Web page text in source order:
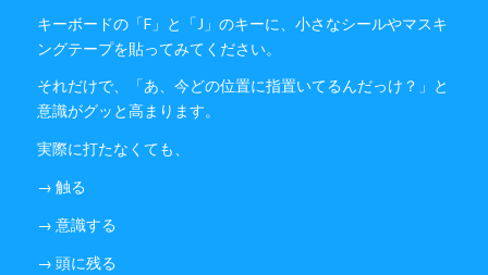
キーボードの「F」と「J」のキーに、小さなシールやマスキ
ングテープを貼ってみてください。
それだけで、「あ、今どの位置に指置いてるんだっけ？」と
意識がグッと高まります。
実際に打たなくても、
→ 触る
→ 意識する
→ 頭に残る